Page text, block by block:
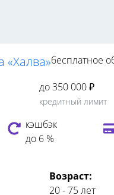
«Халва»бесплатное
до 350 000 ₽
кредитный лимит
кэшбэк
до 6 %
Возраст:
20 - 75 лет